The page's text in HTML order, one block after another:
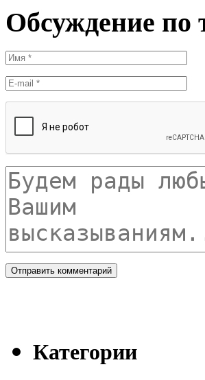
Обсуждение по
Категории